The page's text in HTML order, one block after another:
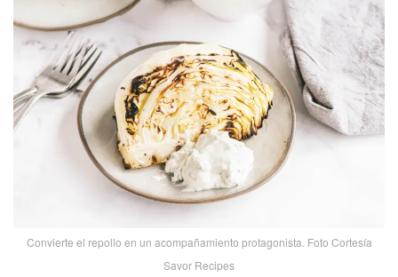
Convierte el repollo en un acompañamiento protagonista. Foto Cortesía
Savor Recipes